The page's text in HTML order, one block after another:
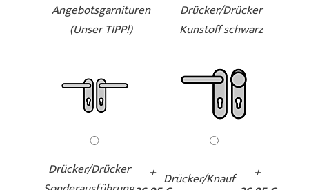
Angebotsgarnituren
(Unser TIPP!)
Drücker/Drücker
Kunstoff schwarz
Drücker/Drücker
+ Drücker/Knauf
+